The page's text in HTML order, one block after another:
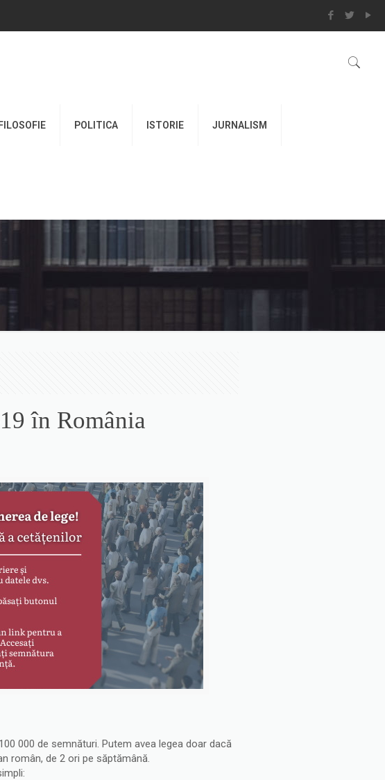
FILOSOFIE POLITICA ISTORIE JURNALISM
în România
000 de semnături. Putem avea legea doar dacă
român, de 2 ori pe săptămână.